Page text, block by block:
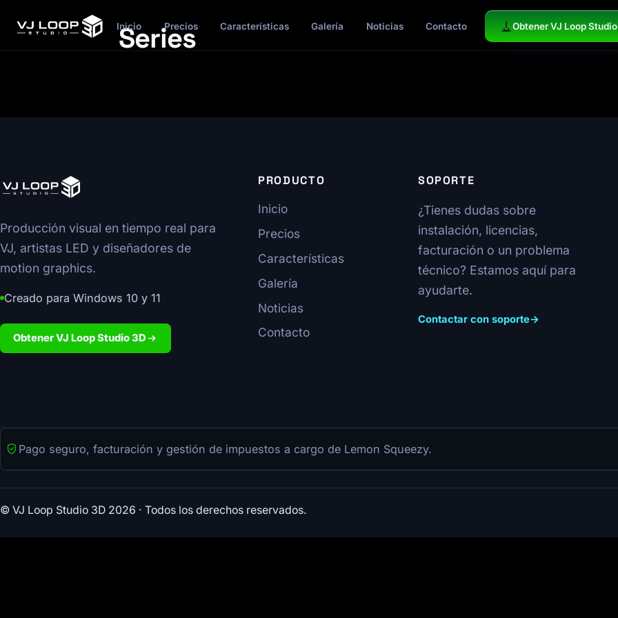
Inicio Precios Características Galería Noticias Contacto Obtener VJ Loop
Series
Producción visual en tiempo real para
VJ, artistas LED y diseñadores de
motion graphics.
Creado para Windows 10 y 11
Obtener VJ Loop Studio 3D
PRODUCTO
Inicio
Precios
Características
Galería
Noticias
Contacto
SOPORTE
¿Tienes dudas sobre
instalación, licencias,
facturación o un problema
técnico? Estamos aquí para
ayudarte.
Contactar con soporte→
Pago seguro, facturación y gestión de impuestos a cargo de Lemon Squeezy.
© VJ Loop Studio 3D 2026 · Todos los derechos reservados.